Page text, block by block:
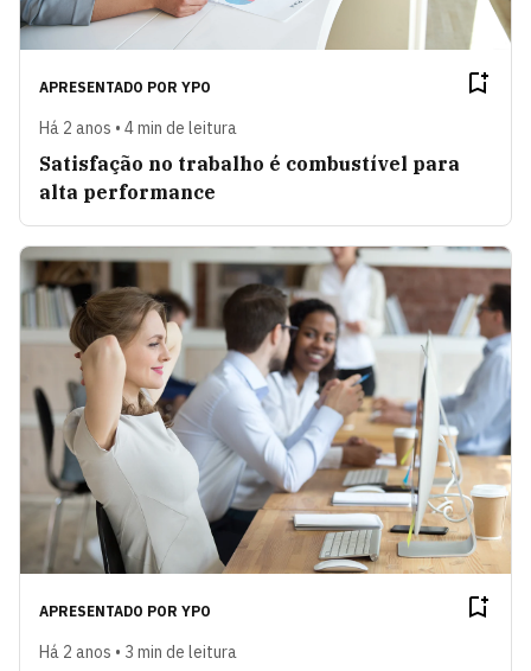
APRESENTADO POR YPO
Há 2 anos • 4 min de leitura
Satisfação no trabalho é combustível para
alta performance
APRESENTADO POR YPO
Há 2 anos • 3 min de leitura